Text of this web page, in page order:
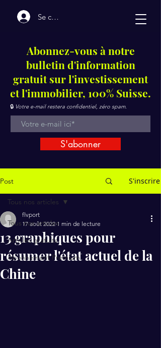
Se connecter
Post S'inscrire
Tous nos articles
Articles gratuits
Abonnement Premium
Tous nos articles
13 graphiques pour
résumer l'état actuel de la
Chine
flvport
17 août 2022 1 min de lecture
Abonnez-vous à notre
bulletin d'information
gratuit sur l'investissement
et l'immobilier, 100% Suisse.
🔒 Votre e-mail restera confidentiel, zéro spam.
S'abonner